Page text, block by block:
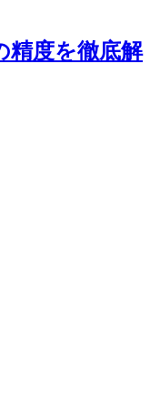
精度を徹底解